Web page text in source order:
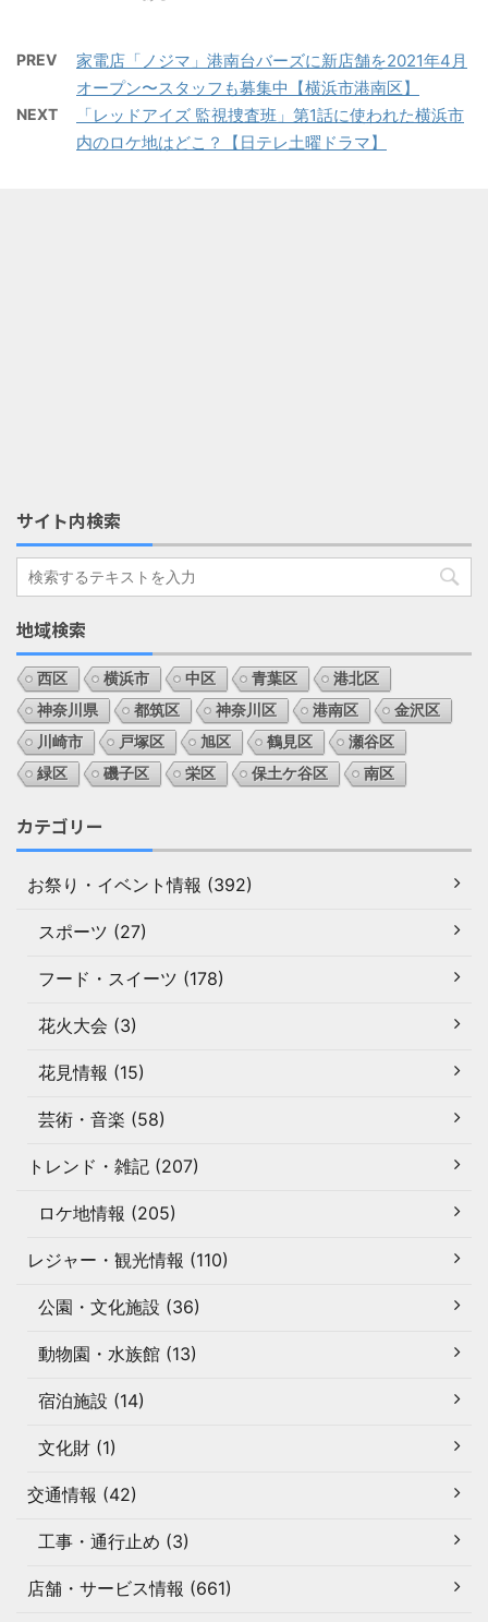
PREV
家電店「ノジマ」港南台バーズに新店舗を2021年4月
オープン〜スタッフも募集中【横浜市港南区】
NEXT
「レッドアイズ 監視捜査班」第1話に使われた横浜市
内のロケ地はどこ？【日テレ土曜ドラマ】
サイト内検索
地域検索
西区 横浜市 中区 青葉区
港北区
神奈川県
都筑区 神奈川区 港南区
金沢区
川崎市
戸塚区 旭区 鶴見区
瀬谷区
緑区
磯子区 栄区 保土ケ谷区 南区
カテゴリー
お祭り・イベント情報 (392)
スポーツ (27)
フード・スイーツ (178)
花火大会 (3)
花見情報 (15)
芸術・音楽 (58)
トレンド・雑記 (207)
ロケ地情報 (205)
レジャー・観光情報 (110)
公園・文化施設 (36)
動物園・水族館 (13)
宿泊施設 (14)
文化財 (1)
交通情報 (42)
工事・通行止め (3)
店舗・サービス情報 (661)